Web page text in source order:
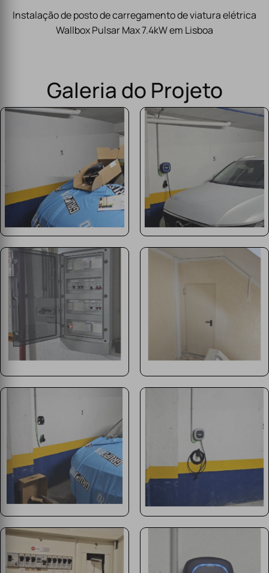
Instalação de posto de carregamento de viatura elétrica
Wallbox Pulsar Max 7.4kW em Lisboa
Galeria do Projeto